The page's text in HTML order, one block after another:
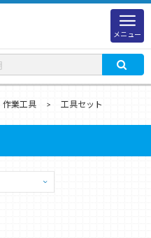
メニュー
作業工具 工具セット